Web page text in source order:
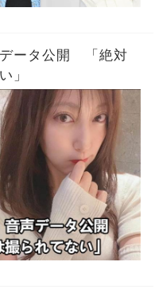
ータ公開 「絶対
」